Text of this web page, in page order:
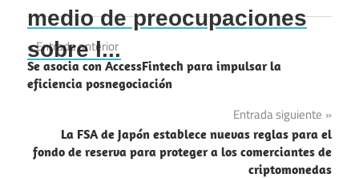
medio de preocupaciones
sobre l...
Navegación
de
Entrada anterior
Se asocia con AccessFintech para impulsar la
eficiencia posnegociación
Entrada siguiente
La FSA de Japón establece nuevas reglas para el
fondo de reserva para proteger a los comerciantes de
criptomonedas